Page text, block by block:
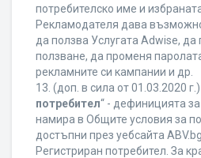
потребителско име и
Рекламодателя дава
да ползва Услугата Adwise, да
ползване, да променя
рекламните си кампании и др.
13. (доп. в сила от 01.03.2020 г.)
потребител“ - дефиницията
намира в Общите условия за
достъпни през уебсайта
Регистриран потребител. За